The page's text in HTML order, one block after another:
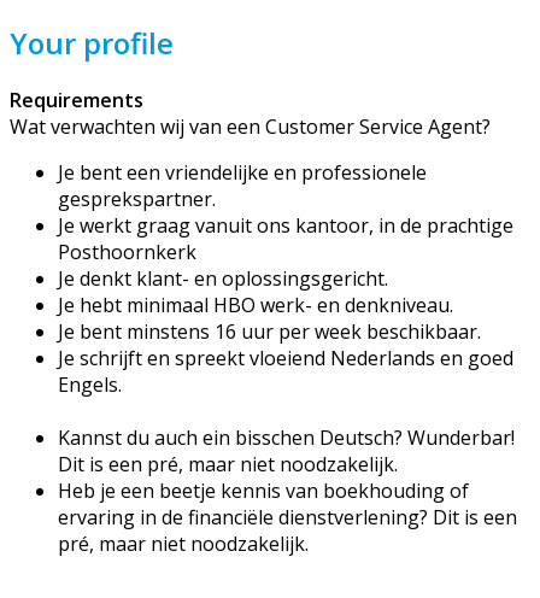
Your profile
Requirements
Wat verwachten wij van een Customer Service Agent?
Je bent een vriendelijke en professionele
gesprekspartner.
Je werkt graag vanuit ons kantoor, in de prachtige
Posthoornkerk
Je denkt klant- en oplossingsgericht.
Je hebt minimaal HBO werk- en denkniveau.
Je bent minstens 16 uur per week beschikbaar.
Je schrijft en spreekt vloeiend Nederlands en goed
Engels.
Kannst du auch ein bisschen Deutsch? Wunderbar!
Dit is een pré, maar niet noodzakelijk.
Heb je een beetje kennis van boekhouding of
ervaring in de financiële dienstverlening? Dit is een
pré, maar niet noodzakelijk.